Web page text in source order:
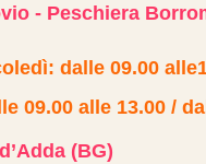
- Peschiera
dalle 09.00
09.00 alle 13.00 /
(BG)